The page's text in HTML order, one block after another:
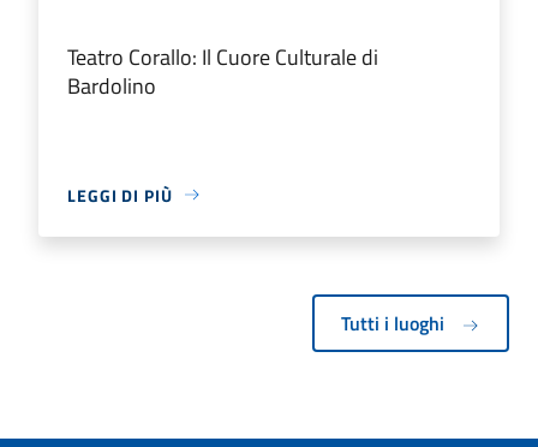
Teatro Corallo: Il Cuore Culturale di
Bardolino
LEGGI DI PIÙ
Tutti i luoghi